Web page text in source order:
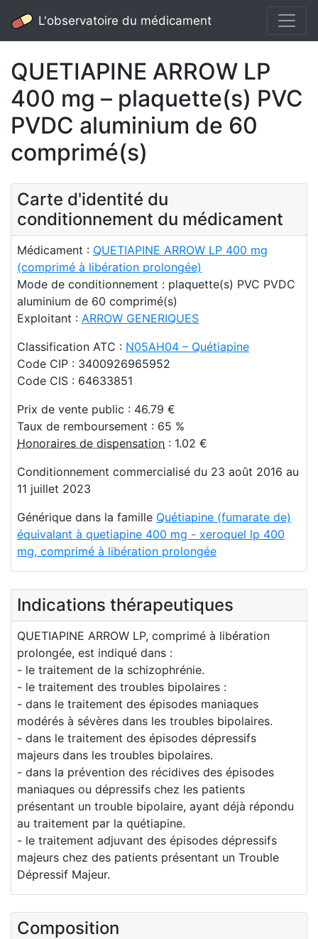
L'observatoire du médicament
QUETIAPINE ARROW LP
400 mg – plaquette(s) PVC
PVDC aluminium de 60
comprimé(s)
Carte d'identité du
conditionnement du médicament
Médicament : QUETIAPINE ARROW LP 400 mg
(comprimé à libération prolongée)
Mode de conditionnement : plaquette(s) PVC PVDC
aluminium de 60 comprimé(s)
Exploitant : ARROW GENERIQUES
Classification ATC : N05AH04 – Quétiapine
Code CIP : 3400926965952
Code CIS : 64633851
Prix de vente public : 46.79 €
Taux de remboursement : 65 %
Honoraires de dispensation : 1.02 €
Conditionnement commercialisé du 23 août 2016 au
11 juillet 2023
Générique dans la famille Quétiapine (fumarate de)
équivalant à quetiapine 400 mg - xeroquel lp 400
mg, comprimé à libération prolongée
Indications thérapeutiques
QUETIAPINE ARROW LP, comprimé à libération
prolongée, est indiqué dans :
- le traitement de la schizophrénie.
- le traitement des troubles bipolaires :
- dans le traitement des épisodes maniaques
modérés à sévères dans les troubles bipolaires.
- dans le traitement des épisodes dépressifs
majeurs dans les troubles bipolaires.
- dans la prévention des récidives des épisodes
maniaques ou dépressifs chez les patients
présentant un trouble bipolaire, ayant déjà répondu
au traitement par la quétiapine.
- le traitement adjuvant des épisodes dépressifs
majeurs chez des patients présentant un Trouble
Dépressif Majeur.
Composition